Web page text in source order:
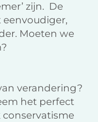
zijn. De
Moeten we
verandering?
het perfect